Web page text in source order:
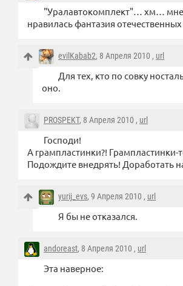
"Уралавтокомплект"… хм… мне
нравилась фантазия
evilKabab2, 8 Апреля 2010 , url
Для тех, кто по совку
оно.
PROSPEKT, 8 Апреля 2010 , url
Господи!
А грампластинки?! Грампластинки-
Подождите внедрять! Доработать
yurij_evs, 9 Апреля 2010 , url
Я бы не отказался.
andoreast, 8 Апреля 2010 , url
Эта наверное: